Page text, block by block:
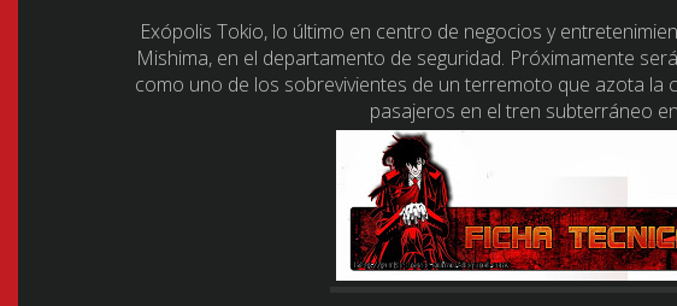
Exópolis Tokio, lo último en centro de negocios y
Mishima, en el departamento de seguridad. Próximamente
como uno de los sobrevivientes de un terremoto que azota
pasajeros en el tren subterráneo